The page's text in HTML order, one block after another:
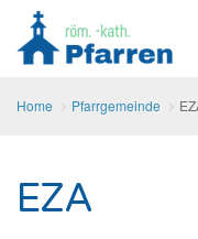
Home Pfarrgemeinde
EZA